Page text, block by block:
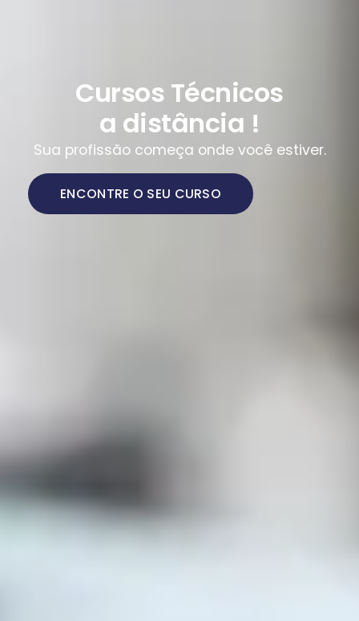
Cursos Técnicos
a distância !
Sua profissão começa onde você estiver.
ENCONTRE O SEU CURSO